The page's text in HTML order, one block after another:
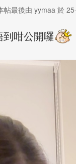
帖最後由 yymaa 於
咁公開囉